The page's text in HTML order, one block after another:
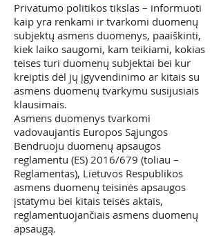
Privatumo politikos tikslas – informuoti
kaip yra renkami ir tvarkomi duomenų
subjektų asmens duomenys, paaiškinti,
kiek laiko saugomi, kam teikiami, kokias
teises turi duomenų subjektai bei kur
kreiptis dėl jų įgyvendinimo ar kitais su
asmens duomenų tvarkymu susijusiais
klausimais.
Asmens duomenys tvarkomi
vadovaujantis Europos Sąjungos
Bendruoju duomenų apsaugos
reglamentu (ES) 2016/679 (toliau –
Reglamentas), Lietuvos Respublikos
asmens duomenų teisinės apsaugos
įstatymu bei kitais teisės aktais,
reglamentuojančiais asmens duomenų
apsaugą.